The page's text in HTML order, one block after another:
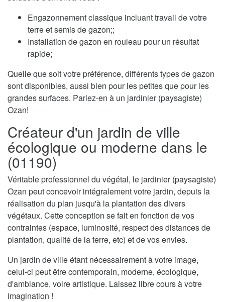
Engazonnement classique incluant travail de votre
terre et semis de gazon;;
Installation de gazon en rouleau pour un résultat
rapide;
Quelle que soit votre préférence, différents types de gazon
sont disponibles, aussi bien pour les petites que pour les
grandes surfaces. Parlez-en à un jardinier (paysagiste)
Ozan!
Créateur d'un jardin de ville
écologique ou moderne dans le
(01190)
Véritable professionnel du végétal, le jardinier (paysagiste)
Ozan peut concevoir intégralement votre jardin, depuis la
réalisation du plan jusqu'à la plantation des divers
végétaux. Cette conception se fait en fonction de vos
contraintes (espace, luminosité, respect des distances de
plantation, qualité de la terre, etc) et de vos envies.
Un jardin de ville étant nécessairement à votre image,
celui-ci peut être contemporain, moderne, écologique,
d'ambiance, voire artistique. Laissez libre cours à votre
imagination !